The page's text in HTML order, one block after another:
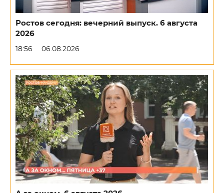
Ростов сегодня: вечерний выпуск. 6 августа
2026
18:56 06.08.2026